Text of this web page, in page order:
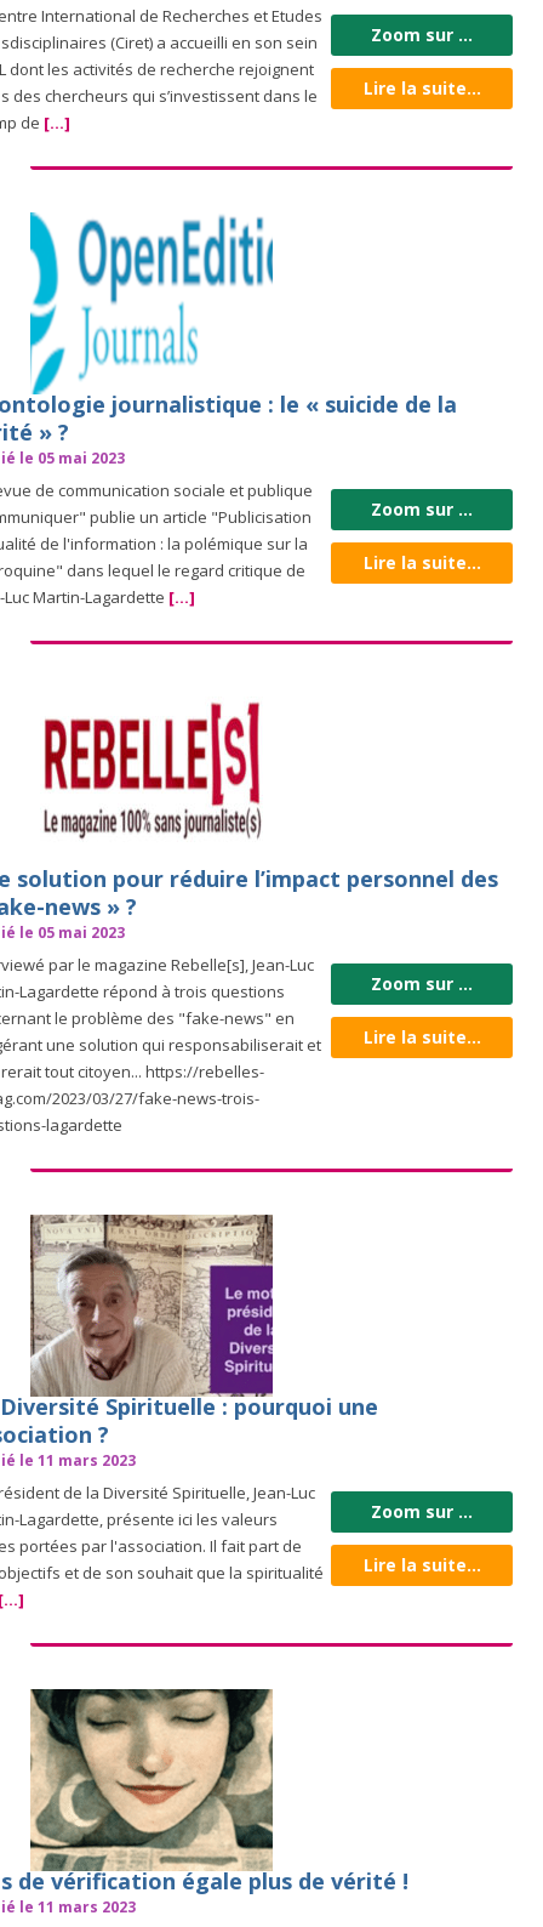
International de Recherches et Etudes
(Ciret) a accueilli en son sein
dont les activités de recherche rejoignent
des chercheurs qui s’investissent dans le
de [...]
Zoom sur ...
Lire la suite...
journalistique : le « suicide de la
» ?
le 05 mai 2023
de communication sociale et publique
publie un article "Publicisation
de l'information : la polémique sur la
dans lequel le regard critique de
Luc Martin-Lagardette [...]
Zoom sur ...
Lire la suite...
solution pour réduire l’impact personnel des
news » ?
le 05 mai 2023
par le magazine Rebelle[s], Jean-Luc
Lagardette répond à trois questions
le problème des "fake-news" en
une solution qui responsabiliserait et
tout citoyen... https://rebelles-
2023/03/27/fake-news-trois-
lagardette
Zoom sur ...
Lire la suite...
Spirituelle : pourquoi une
?
le 11 mars 2023
de la Diversité Spirituelle, Jean-Luc
Lagardette, présente ici les valeurs
portées par l'association. Il fait part de
et de son souhait que la spiritualité
Zoom sur ...
Lire la suite...
de vérification égale plus de vérité !
le 11 mars 2023